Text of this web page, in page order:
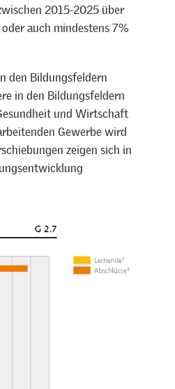
2015-2025 über
auch mindestens 7%
den Bildungsfeldern
in den Bildungsfeldern
und Wirtschaft
Gewerbe wird
zeigen sich in